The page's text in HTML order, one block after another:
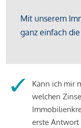
Kann ich mir
welchen
erste Antwort